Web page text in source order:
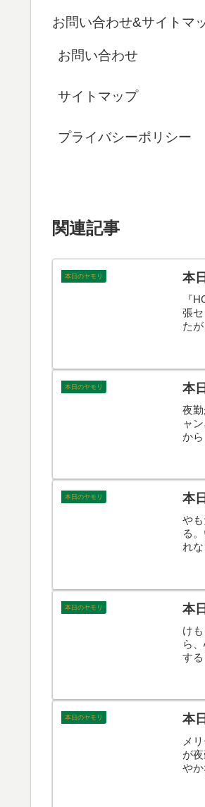
お問い合わせ&サイトマ
お問い合わせ
サイトマップ
プライバシーポリシー
関連記事
本日のヤモリ 本
『
張
た
本日のヤモリ 本
夜
ャ
か
本日のヤモリ 本
や
る
れ
本日のヤモリ 本
け
ら
す
本日のヤモリ 本
メ
が
や